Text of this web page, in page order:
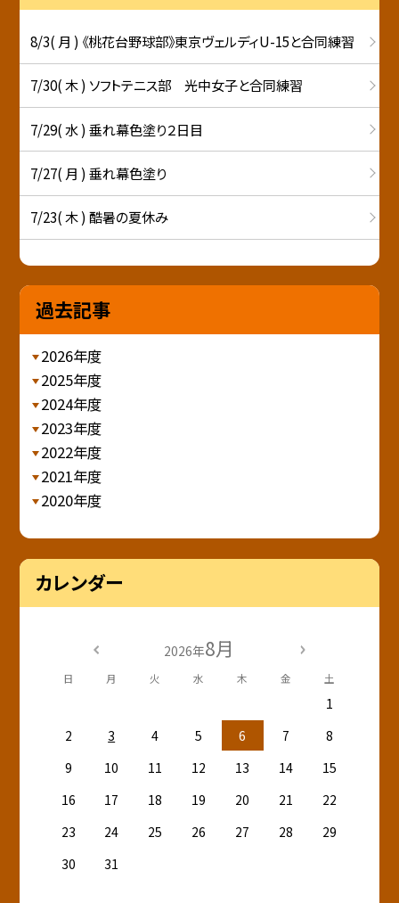
8/3( 月 ) 《桃花台野球部》東京ヴェルディU-15と合同練習
7/30( 木 ) ソフトテニス部 光中女子と合同練習
7/29( 水 ) 垂れ幕色塗り２日目
7/27( 月 ) 垂れ幕色塗り
7/23( 木 ) 酷暑の夏休み
過去記事
2026年度
2025年度
2024年度
2023年度
2022年度
2021年度
2020年度
カレンダー
2026年8月
日 月 火 水 木 金 土
1
2
3 4 5 6 7
8
9
10 11 12 13 14
15
16
17 18 19 20 21
22
23
24 25 26 27 28
29
30
31